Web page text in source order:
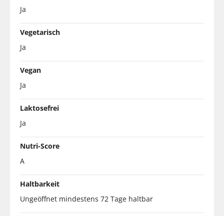
Ja
Vegetarisch
Ja
Vegan
Ja
Laktosefrei
Ja
Nutri-Score
A
Haltbarkeit
Ungeöffnet mindestens 72 Tage haltbar